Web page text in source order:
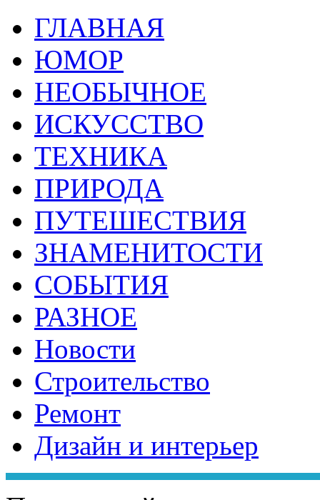
ГЛАВНАЯ
ЮМОР
НЕОБЫЧНОЕ
ИСКУССТВО
ТЕХНИКА
ПРИРОДА
ПУТЕШЕСТВИЯ
ЗНАМЕНИТОСТИ
СОБЫТИЯ
РАЗНОЕ
Новости
Строительство
Ремонт
Дизайн и интерьер